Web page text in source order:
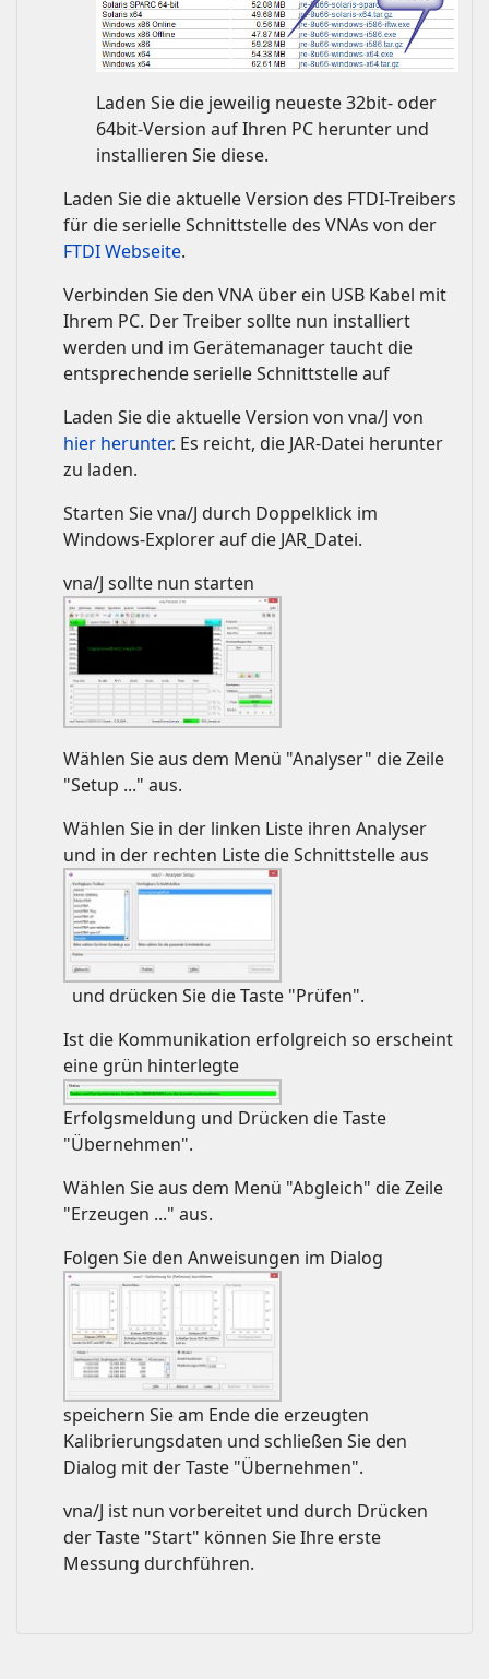
Laden Sie die jeweilig neueste 32bit- oder
64bit-Version auf Ihren PC herunter und
installieren Sie diese.
Laden Sie die aktuelle Version des FTDI-Treibers
für die serielle Schnittstelle des VNAs von der
FTDI Webseite.
Verbinden Sie den VNA über ein USB Kabel mit
Ihrem PC. Der Treiber sollte nun installiert
werden und im Gerätemanager taucht die
entsprechende serielle Schnittstelle auf
Laden Sie die aktuelle Version von vna/J von
hier herunter. Es reicht, die JAR-Datei herunter
zu laden.
Starten Sie vna/J durch Doppelklick im
Windows-Explorer auf die JAR_Datei.
vna/J sollte nun starten
Wählen Sie aus dem Menü "Analyser" die Zeile
"Setup ..." aus.
Wählen Sie in der linken Liste ihren Analyser
und in der rechten Liste die Schnittstelle aus
und drücken Sie die Taste "Prüfen".
Ist die Kommunikation erfolgreich so erscheint
eine grün hinterlegte
Erfolgsmeldung und Drücken die Taste
"Übernehmen".
Wählen Sie aus dem Menü "Abgleich" die Zeile
"Erzeugen ..." aus.
Folgen Sie den Anweisungen im Dialog
speichern Sie am Ende die erzeugten
Kalibrierungsdaten und schließen Sie den
Dialog mit der Taste "Übernehmen".
vna/J ist nun vorbereitet und durch Drücken
der Taste "Start" können Sie Ihre erste
Messung durchführen.